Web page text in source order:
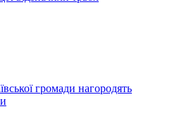
громади нагородять